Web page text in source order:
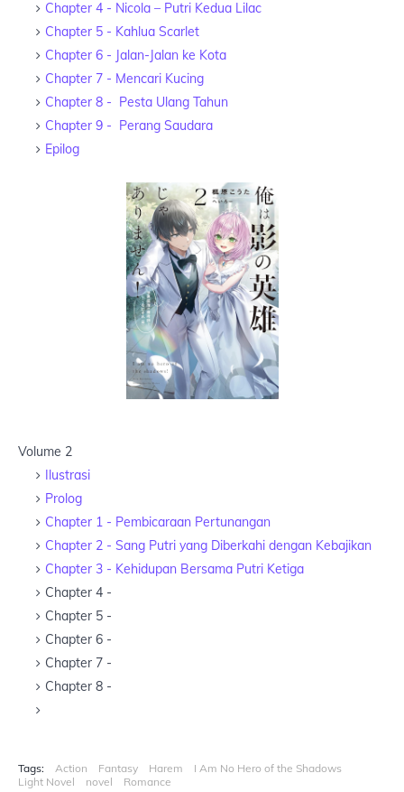
Chapter 4 - Nicola – Putri Kedua Lilac
Chapter 5 - Kahlua Scarlet
Chapter 6 - Jalan-Jalan ke Kota
Chapter 7 - Mencari Kucing
Chapter 8 - Pesta Ulang Tahun
Chapter 9 - Perang Saudara
Epilog
Volume 2
Ilustrasi
Prolog
Chapter 1 - Pembicaraan Pertunangan
Chapter 2 - Sang Putri yang Diberkahi dengan Kebajikan
Chapter 3 - Kehidupan Bersama Putri Ketiga
Chapter 4 -
Chapter 5 -
Chapter 6 -
Chapter 7 -
Chapter 8 -
Tags: Action Fantasy Harem
I Am No Hero of the Shadows
Light Novel
novel Romance